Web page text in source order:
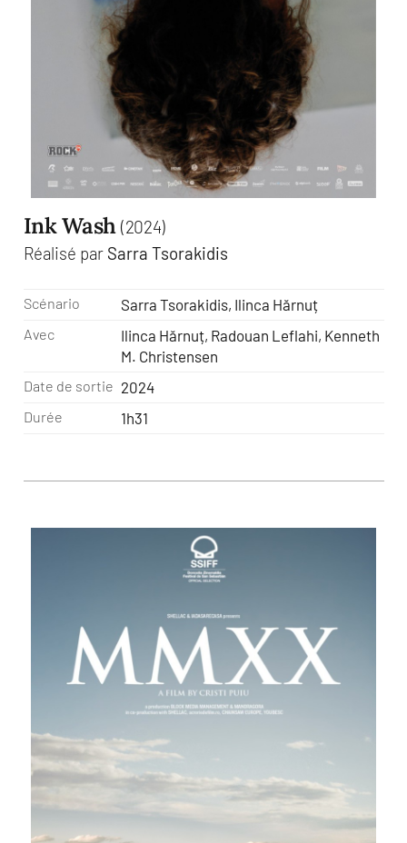
Ink Wash (2024)
Réalisé par Sarra Tsorakidis
Scénario Sarra Tsorakidis, Ilinca Hărnuț
Avec
Ilinca Hărnuț, Radouan Leflahi, Kenneth
M. Christensen
Date de sortie 2024
Durée 1h31